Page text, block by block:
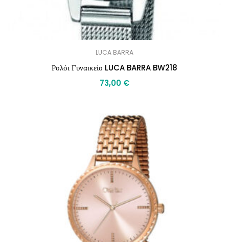
LUCA BARRA
Ρολόι Γυναικείο LUCA BARRA BW218
73,00 €